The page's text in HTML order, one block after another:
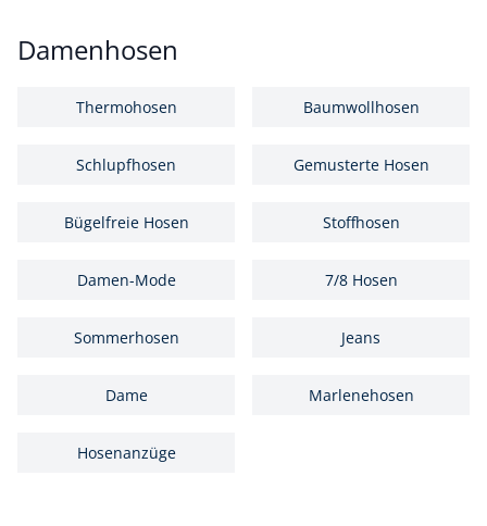
Damenhosen
Thermohosen Baumwollhosen
Schlupfhosen Gemusterte Hosen
Bügelfreie Hosen Stoffhosen
Damen-Mode 7/8 Hosen
Sommerhosen Jeans
Dame Marlenehosen
Hosenanzüge